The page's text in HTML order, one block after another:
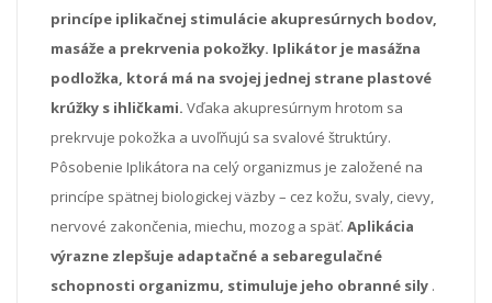
princípe iplikačnej stimulácie akupresúrnych bodov,
masáže a prekrvenia pokožky. Iplikátor je masážna
podložka, ktorá má na svojej jednej strane plastové
krúžky s ihličkami. Vďaka akupresúrnym hrotom sa
prekrvuje pokožka a uvoľňujú sa svalové štruktúry.
Pôsobenie Iplikátora na celý organizmus je založené na
princípe spätnej biologickej väzby – cez kožu, svaly, cievy,
nervové zakončenia, miechu, mozog a späť. Aplikácia
výrazne zlepšuje adaptačné a sebaregulačné
schopnosti organizmu, stimuluje jeho obranné sily .